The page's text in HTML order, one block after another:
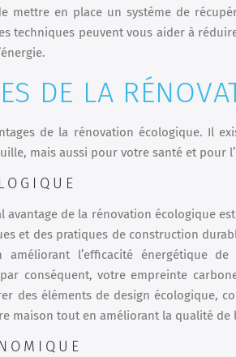
mettre en place un système de
techniques peuvent vous aider à
DE LA
de la rénovation écologique. Il
mais aussi pour votre santé et pour
avantage de la rénovation écologique
et des pratiques de construction
l’efficacité énergétique
conséquent, votre empreinte
des éléments de design écologique,
maison tout en améliorant la qualité de